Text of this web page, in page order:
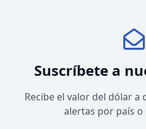
Suscríbete a
Recibe el valor del dólar a
alertas por país